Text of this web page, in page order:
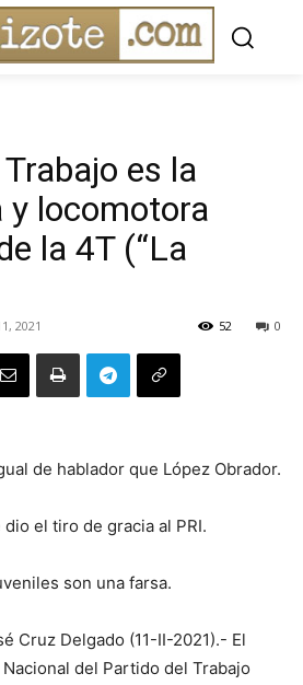
es la
y locomotora
la 4T (“La
2021 0
52
de hablador que López Obrador.
el tiro de gracia al PRI.
son una farsa.
Cruz Delgado (11-II-2021).- El
del Partido del Trabajo